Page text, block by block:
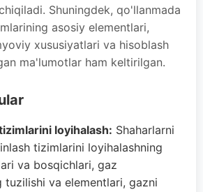
Shuningdek, qo'llanmada
asosiy elementlari,
xususiyatlari va hisoblash
ma'lumotlar ham keltirilgan.
loyihalash: Shaharlarni
tizimlarini loyihalashning
va bosqichlari, gaz
tuzilishi va elementlari, gazni